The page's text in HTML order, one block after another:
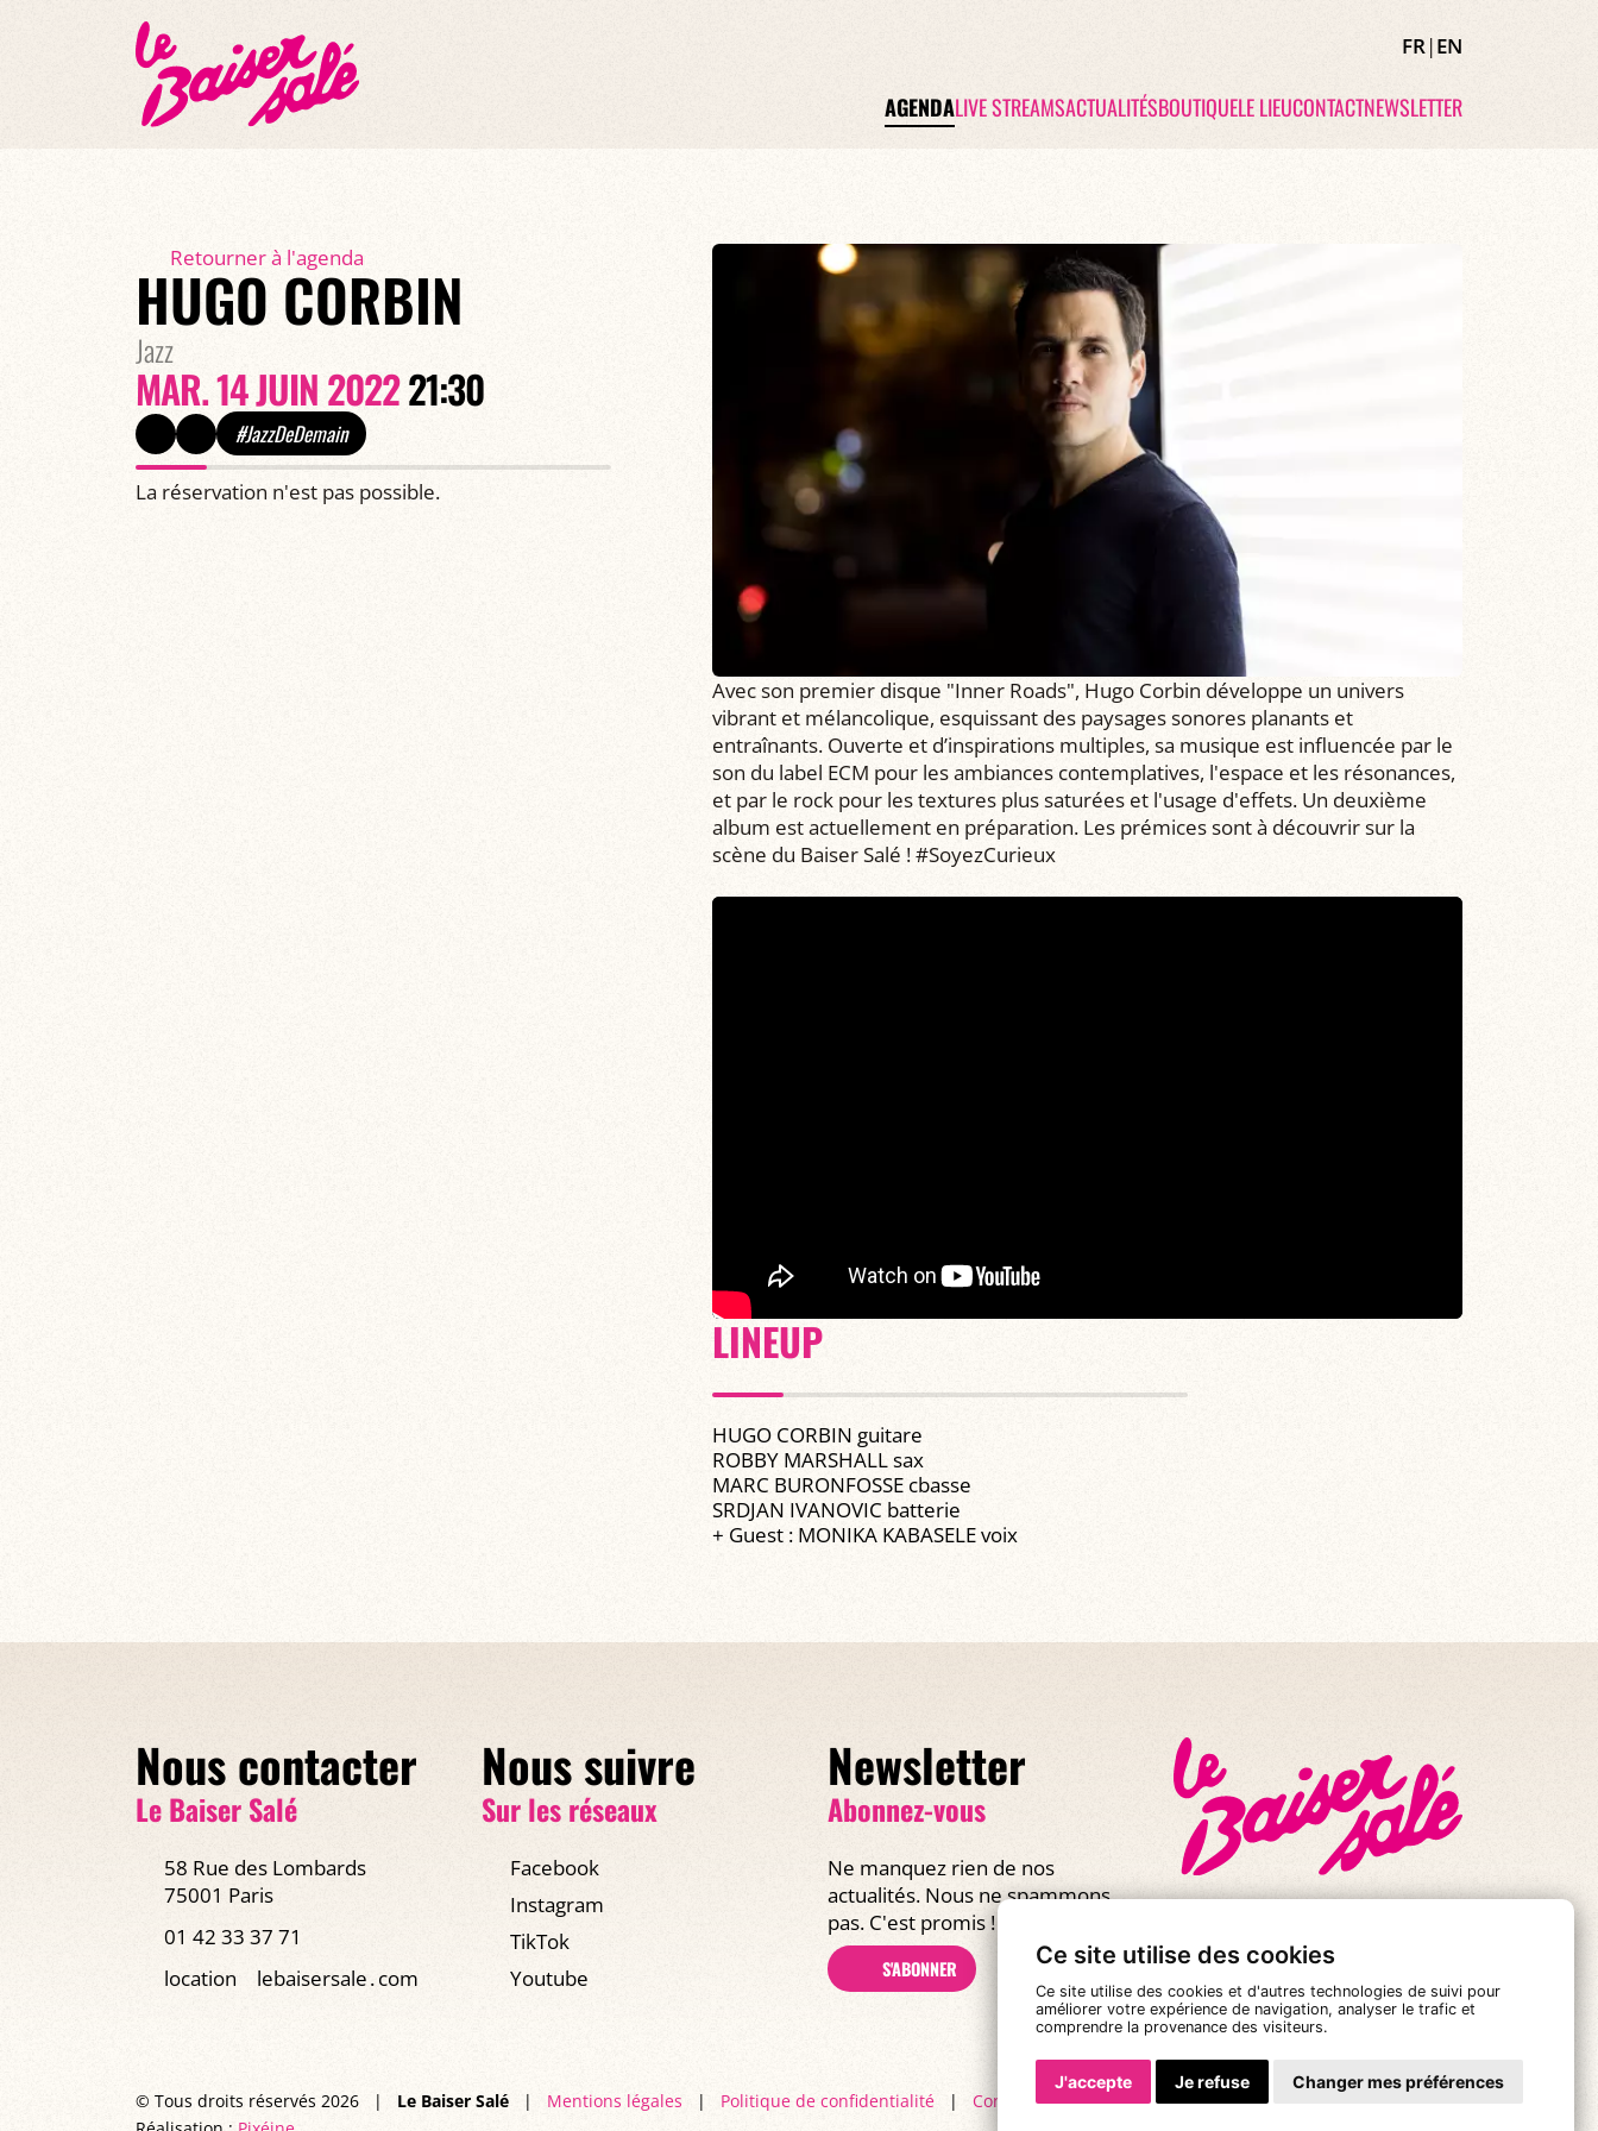
Ce site utilise des cookies
Ce site utilise des cookies et d'autres technologies de suivi pour
améliorer votre expérience de navigation, analyser le trafic et
comprendre la provenance des visiteurs.
J'accepte Je refuse Changer mes préférences
FR|EN
AGENDALIVE STREAMSACTUALITÉSBOUTIQUELE LIEUCONTACTNEWSLETTER
Retourner à l'agenda
HUGO CORBIN
Jazz
MAR. 14 JUIN 202221:30
#JazzDeDemain
La réservation n'est pas possible.
Avec son premier disque "Inner Roads", Hugo Corbin développe un univers
vibrant et mélancolique, esquissant des paysages sonores planants et
entraînants. Ouverte et d’inspirations multiples, sa musique est influencée par le
son du label ECM pour les ambiances contemplatives, l'espace et les résonances,
et par le rock pour les textures plus saturées et l'usage d'effets. Un deuxième
album est actuellement en préparation. Les prémices sont à découvrir sur la
scène du Baiser Salé ! #SoyezCurieux
LINEUP
HUGO CORBIN guitare
ROBBY MARSHALL sax
MARC BURONFOSSE cbasse
SRDJAN IVANOVIC batterie
+ Guest : MONIKA KABASELE voix
Nous contacter
Le Baiser Salé
58 Rue des Lombards
75001 Paris
01 42 33 37 71
location
lebaisersale․com
Nous suivre
Sur les réseaux
Facebook
Instagram
TikTok
Youtube
Newsletter
Abonnez-vous
Ne manquez rien de nos
actualités. Nous ne spammons
pas. C'est promis !
S'ABONNER
© Tous droits réservés 2026 | Le Baiser Salé | Mentions légales | Politique de confidentialité |
Conditions Générales de Vente